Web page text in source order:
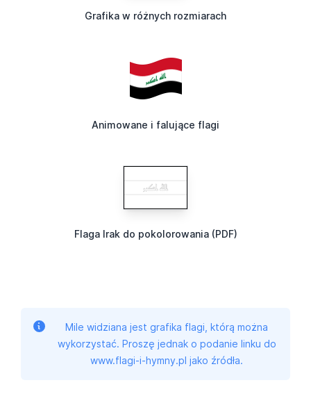
Grafika w różnych rozmiarach
Animowane i falujące flagi
Flaga Irak do pokolorowania (PDF)
Mile widziana jest grafika flagi, którą można
wykorzystać. Proszę jednak o podanie linku do
www.flagi-i-hymny.pl jako źródła.